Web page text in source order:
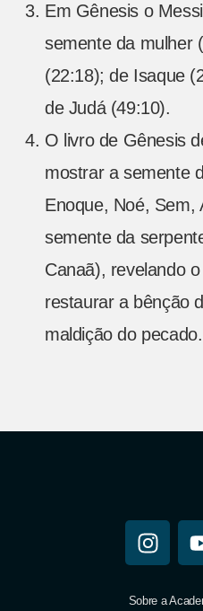
Em Gênesis o
semente da mulher
(22:18); de Isaque
de Judá (49:10).
O livro de Gênesis
mostrar a semente
Enoque, Noé, Sem,
semente da
Canaã), revelando
restaurar a bênção
maldição do pecado.
Sobre a